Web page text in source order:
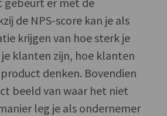
de NPS-score kan je als
krijgen van hoe sterk je
klanten zijn, hoe klanten
denken. Bovendien
beeld van waar het niet
leg je als ondernemer